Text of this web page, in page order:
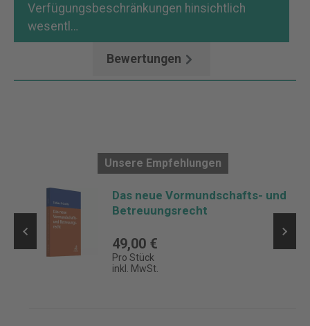
Verfügungsbeschränkungen hinsichtlich
wesentl…
Bewertungen
Unsere Empfehlungen
Das neue Vormundschafts- und
Betreuungsrecht
49,00 €
Pro Stück
inkl. MwSt.